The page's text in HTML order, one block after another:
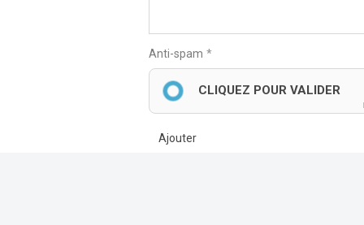
Anti-spam
CLIQUEZ POUR VALIDER
Ajouter